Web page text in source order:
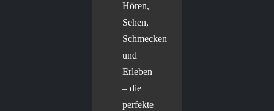
Hören,
Sehen,
Schmecken
und
Erleben
– die
perfekte